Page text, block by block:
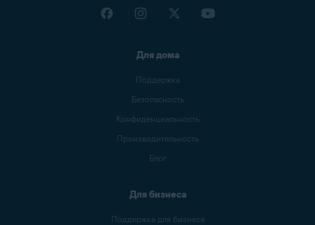
Для дома
Поддержка
Безопасность
Конфиденциальность
Производительность
Блог
Для бизнеса
Поддержка для бизнеса